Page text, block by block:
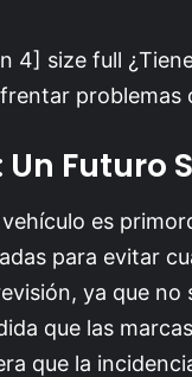
Futuro
es
para evitar
ya que
que las
que la